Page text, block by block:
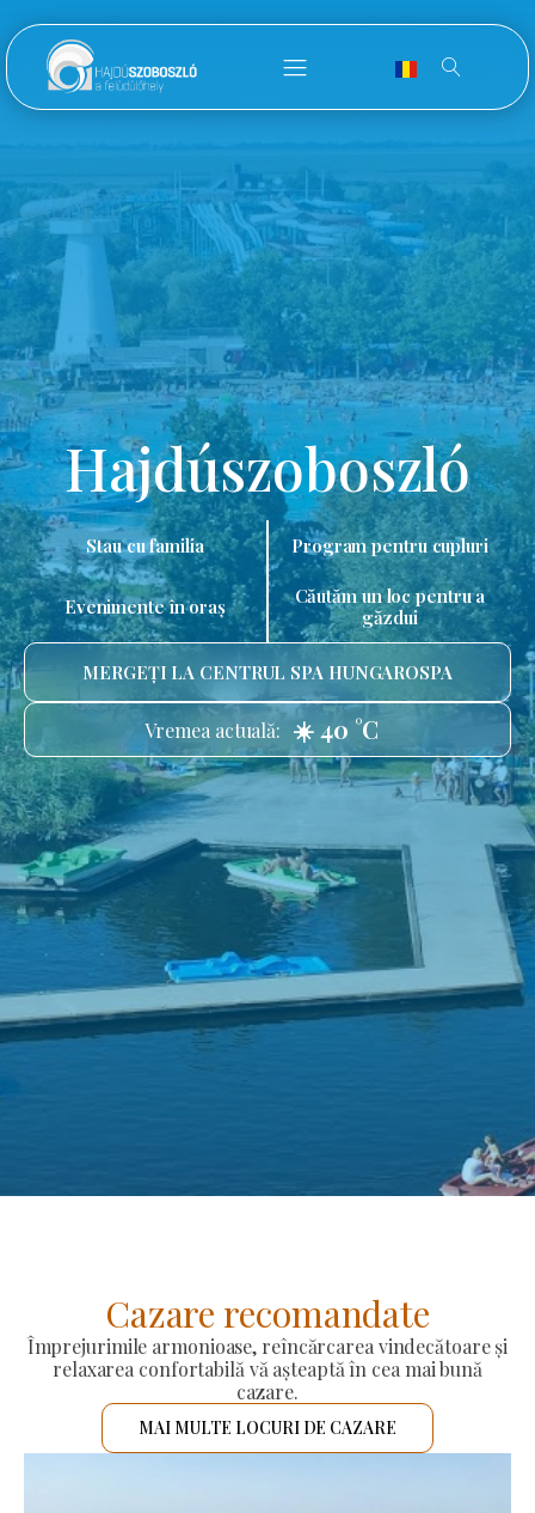
Hajdúszoboszló
Stau cu familia Program pentru cupluri
Evenimente în oraș
Căutăm un loc pentru a
găzdui
MERGEȚI LA CENTRUL SPA HUNGAROSPA
Vremea actuală: ☀️ 40 °C
Cazare recomandate
Împrejurimile armonioase, reîncărcarea vindecătoare și
relaxarea confortabilă vă așteaptă în cea mai bună
cazare.
MAI MULTE LOCURI DE CAZARE